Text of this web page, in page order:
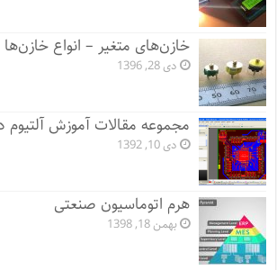
خازن‌های متغیر – انواع خازن‌ها
دی 28, 1396
مجموعه مقالات آموزش آلتیوم
دی 10, 1392
هرم اتوماسیون صنعتی
بهمن 18, 1398